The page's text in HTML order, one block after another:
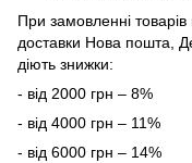
При замовленні
доставки Нова пошта,
діють знижки:
- від 2000 грн – 8%
- від 4000 грн – 11%
- від 6000 грн – 14%